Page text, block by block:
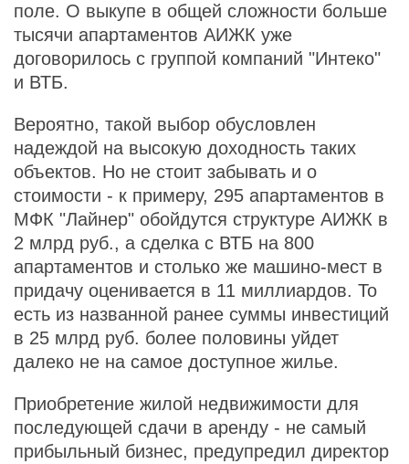
поле. О выкупе в общей сложности больше
тысячи апартаментов АИЖК уже
договорилось с группой компаний "Интеко"
и ВТБ.
Вероятно, такой выбор обусловлен
надеждой на высокую доходность таких
объектов. Но не стоит забывать и о
стоимости - к примеру, 295 апартаментов в
МФК "Лайнер" обойдутся структуре АИЖК в
2 млрд руб., а сделка с ВТБ на 800
апартаментов и столько же машино-мест в
придачу оценивается в 11 миллиардов. То
есть из названной ранее суммы инвестиций
в 25 млрд руб. более половины уйдет
далеко не на самое доступное жилье.
Приобретение жилой недвижимости для
последующей сдачи в аренду - не самый
прибыльный бизнес, предупредил директор